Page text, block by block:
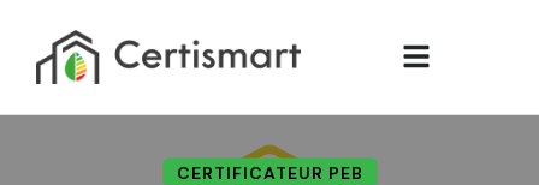
CERTIFICATEUR PEB